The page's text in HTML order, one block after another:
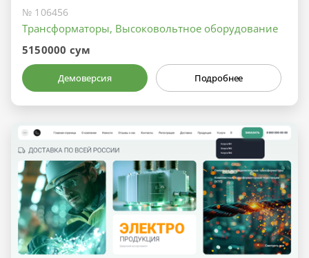
№ 106456
Трансформаторы, Высоковольтное оборудование
5150000 сум
Демоверсия Подробнее